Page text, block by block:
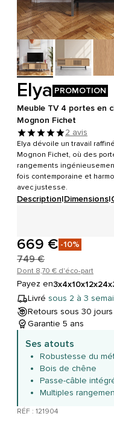
Elya PROMOTION
Meuble TV 4 portes en
Mognon Fichet
2 avis
Elya dévoile un travail
Mognon Fichet, où des
rangements
fois contemporaine et
avec justesse.
Description|Dimensions|
669 € -10%
749 €
Dont 8,70 € d'éco-part
Payez en3x4x10x12x24x
Livré sous 2 à 3
Retours sous 30 jours
Garantie 5 ans
Ses atouts
Robustesse du
Bois de chêne
Passe-câble
Multiples
RÉF : 121904